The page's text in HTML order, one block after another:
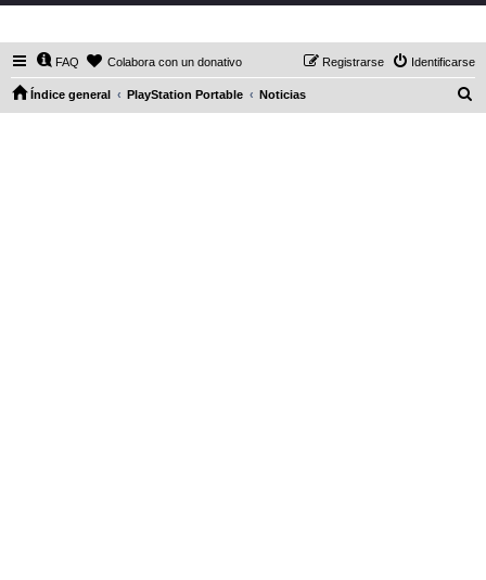
FAQ Colabora con un donativo Identificarse
Registrarse
Índice general PlayStation Portable Noticias